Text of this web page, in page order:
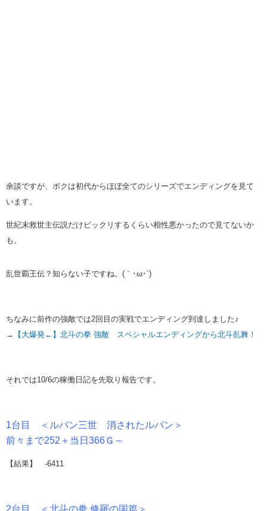
余談ですが、ボクは初代からほぼ全てのシリーズでエンディングを見て
います。
世紀末救世主伝説だけビックリするくらい相性悪かったので見てないか
も。
乱世覇王伝？知らない子ですね。(｀･ω･´)
ちなみに前作の強敵では2回目の実戦でエンディング到達しました♪
→
【大爆発←】北斗の拳 強敵 スペシャルエンディングから北斗乱舞！
それでは10/6の稼働日記を先取り報告です。
1台目 ＜ルパン三世 消されたルパン＞
前々まで252＋当日366Ｇ～
【結果】 -6411
2台目 ＜北斗の拳 修羅の国篇＞